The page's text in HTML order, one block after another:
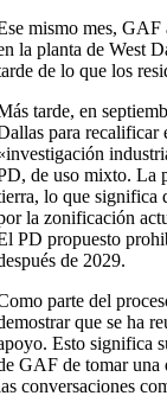
mismo mes, GAF
la planta de West
de lo que los
tarde, en
para recalificar
de uso mixto. La
lo que significa
la zonificación
PD propuesto
de 2029.
parte del
que se ha
Esto significa
GAF de tomar una
conversaciones